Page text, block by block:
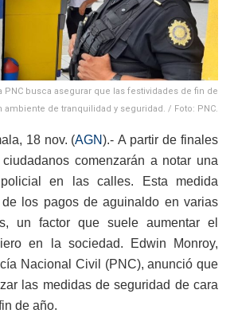
PNC busca asegurar que las festividades de fin de
de tranquilidad y seguridad. / Foto: PNC.
18 nov. (AGN).- A partir de finales
comenzarán a notar una
en las calles. Esta medida
los pagos de aguinaldo en varias
un factor que suele aumentar el
en la sociedad. Edwin Monroy,
Nacional Civil (PNC), anunció que
las medidas de seguridad de cara
de año.